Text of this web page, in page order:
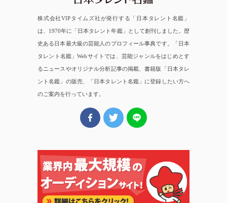
株式会社VIPタイムズ社が発行する「日本タレント名鑑」
は、1970年に「日本タレント年鑑」として創刊しました。歴
史ある日本最大級の芸能人のプロフィール事典です。「日本
タレント名鑑」Webサイトでは、芸能ジャンルをはじめとす
るニュースやオリジナル分析記事の掲載、書籍版「日本タレ
ント名鑑」の販売、「日本タレント名鑑」に登録したい方へ
のご案内を行っています。